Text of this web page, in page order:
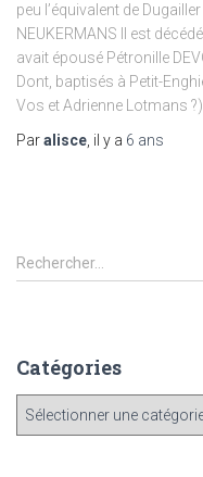
peu l’équivalent de
NEUKERMANS Il est
avait épousé Pétronille
Dont, baptisés à Petit-
Vos et Adrienne Lotmans
Paralisce, il y a 6 ans
R
e
r
c
Rechercher…
Catégories